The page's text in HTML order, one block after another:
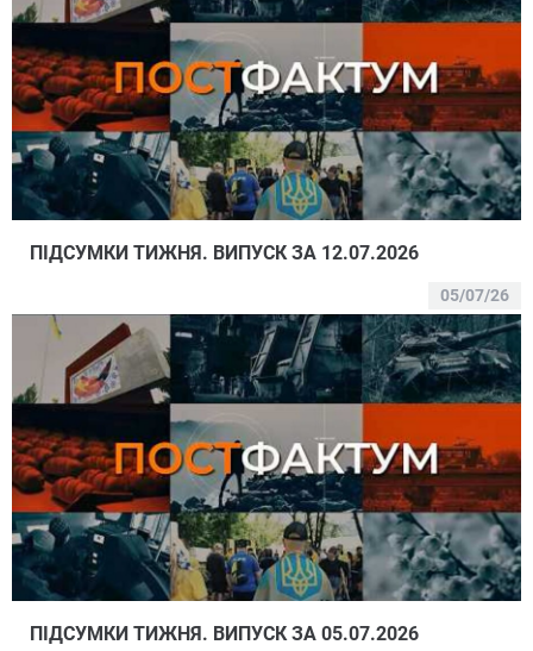
ПІДСУМКИ ТИЖНЯ. ВИПУСК ЗА 12.07.2026
05/07/26
ПІДСУМКИ ТИЖНЯ. ВИПУСК ЗА 05.07.2026